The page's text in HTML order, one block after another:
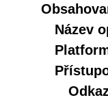
Název